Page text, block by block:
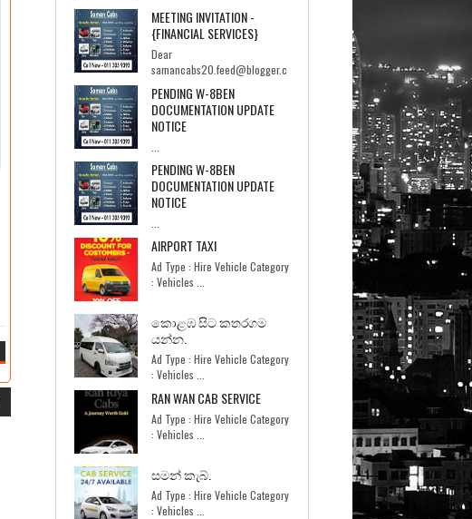
MEETING INVITATION -
{FINANCIAL SERVICES}
Dear
samancabs20.feed@blogger.c
om,I hope you're having a good day.I'm Ebrahi...
PENDING W-8BEN
DOCUMENTATION UPDATE
NOTICE
PENDING W-8BEN
DOCUMENTATION UPDATE
NOTICE
AIRPORT TAXI
Ad Type : Hire Vehicle Category
: Vehicles ...
කොළඹ සිට කතරගම
යන්න.
Ad Type : Hire Vehicle Category
: Vehicles ...
RAN WAN CAB SERVICE
Ad Type : Hire Vehicle Category
: Vehicles ...
සමන් කැබ්.
Ad Type : Hire Vehicle Category
: Vehicles ...